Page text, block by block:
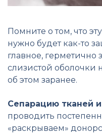
Помните о том, что
нужно будет как-то
главное,
слизистой оболочки
об этом заранее.
Сепарацию тканей
проводить
«раскрываем»